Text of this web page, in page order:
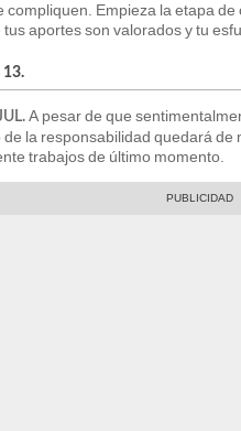
compliquen. Empieza la etapa
aportes son valorados y tu
13.
A pesar de que
la responsabilidad quedará
trabajos de último momento.